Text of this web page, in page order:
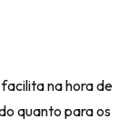
na hora de
quanto para os